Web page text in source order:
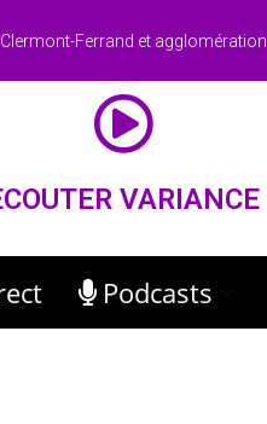
Clermont-Ferrand et agglomération
VARIANCE
Podcasts